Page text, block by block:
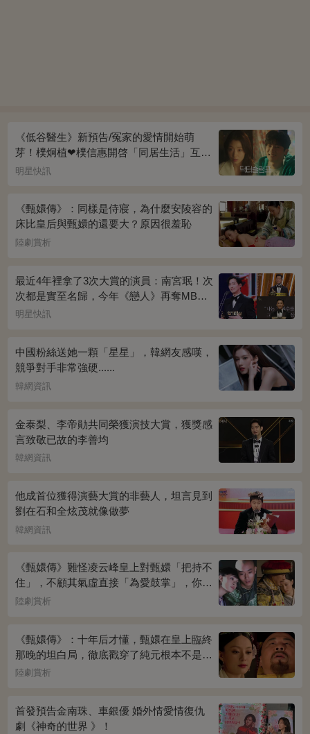
《低谷醫生》新預告/冤家的愛情開始萌
芽！樸炯植❤樸信惠開啓「同居生活」互相
共鳴、安慰~
明星快訊
《甄嬛傳》：同樣是侍寢，為什麼安陵容的
床比皇后與甄嬛的還要大？原因很羞恥
陸劇賞析
最近4年裡拿了3次大賞的演員：南宮珉！次
次都是實至名歸，今年《戀人》再奪MBC
演技大賞
明星快訊
中國粉絲送她一顆「星星」，韓網友感嘆，
競爭對手非常強硬......
韓網資訊
金泰梨、李帝勛共同榮獲演技大賞，獲獎感
言致敬已故的李善均
韓網資訊
他成首位獲得演藝大賞的非藝人，坦言見到
劉在石和全炫茂就像做夢
韓網資訊
《甄嬛傳》難怪凌云峰皇上對甄嬛「把持不
住」，不顧其氣虛直接「為愛鼓掌」，你看
桌上放的啥？簡直一目了然
陸劇賞析
《甄嬛傳》：十年后才懂，甄嬛在皇上臨終
那晚的坦白局，徹底戳穿了純元根本不是被
宜修害死的真相！
陸劇賞析
首發預告金南珠、車銀優 婚外情愛情復仇
劇《神奇的世界 》！